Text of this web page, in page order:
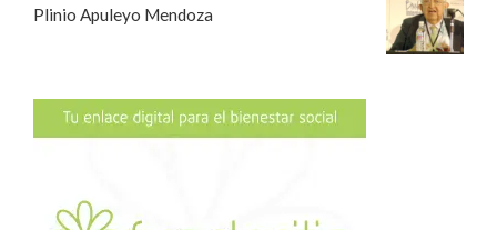
Plinio Apuleyo Mendoza